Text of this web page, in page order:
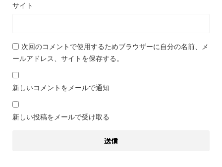
サイト
次回のコメントで使用するためブラウザーに自分の名前、メ
ールアドレス、サイトを保存する。
新しいコメントをメールで通知
新しい投稿をメールで受け取る